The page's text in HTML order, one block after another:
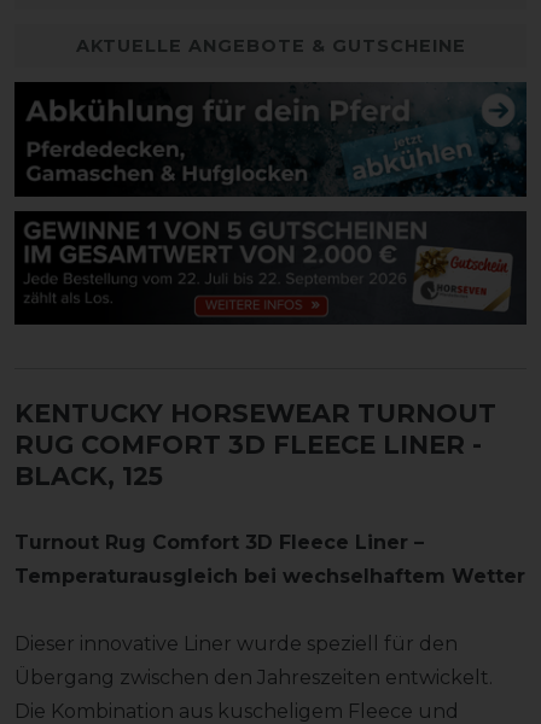
AKTUELLE ANGEBOTE & GUTSCHEINE
KENTUCKY HORSEWEAR TURNOUT
RUG COMFORT 3D FLEECE LINER -
BLACK, 125
Turnout Rug Comfort 3D Fleece Liner –
Temperaturausgleich bei wechselhaftem Wetter
Dieser innovative Liner wurde speziell für den
Übergang zwischen den Jahreszeiten entwickelt.
Die Kombination aus kuscheligem Fleece und